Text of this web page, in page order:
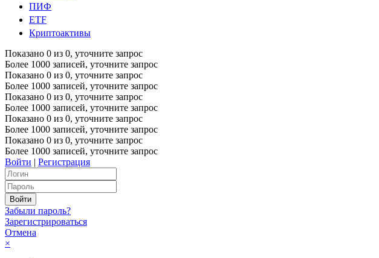
ПИФ
ETF
Криптоактивы
Показано 0 из 0, уточните запрос
Более 1000 записей, уточните запрос
Показано 0 из 0, уточните запрос
Более 1000 записей, уточните запрос
Показано 0 из 0, уточните запрос
Более 1000 записей, уточните запрос
Показано 0 из 0, уточните запрос
Более 1000 записей, уточните запрос
Показано 0 из 0, уточните запрос
Более 1000 записей, уточните запрос
Войти | Регистрация
Забыли пароль?
Зарегистрироваться
Отмена
×